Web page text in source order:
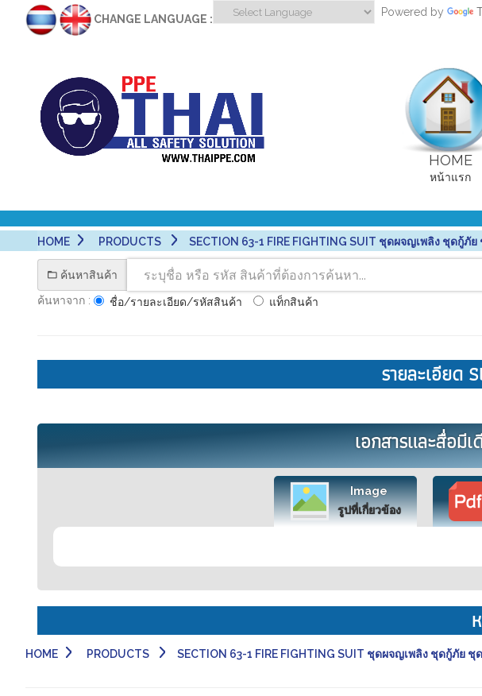
CHANGE LANGUAGE :
Powered by
HOME
หน้าแรก
HOME PRODUCTS SECTION 63-1 FIRE FIGHTING SUIT ชุดผจญเพลิง ชุดกู้ภั
ค้นหาสินค้า
ค้นหาจาก :
ชื่อ/รายละเอียด/รหัสสินค้า แท็กสินค้า
รายละเอียด
เอกสารและสื่อมี
Image
รูปที่เกี่ยวข้อง
HOME PRODUCTS SECTION 63-1 FIRE FIGHTING SUIT ชุดผจญเพลิง ชุดกู้ภัย ชุ